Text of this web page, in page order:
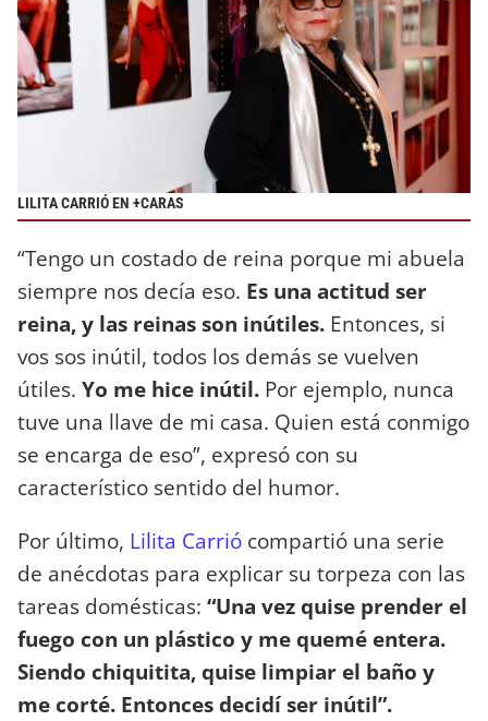
LILITA CARRIÓ EN +CARAS
“Tengo un costado de reina porque mi abuela
siempre nos decía eso. Es una actitud ser
reina, y las reinas son inútiles. Entonces, si
vos sos inútil, todos los demás se vuelven
útiles. Yo me hice inútil. Por ejemplo, nunca
tuve una llave de mi casa. Quien está conmigo
se encarga de eso”, expresó con su
característico sentido del humor.
Por último, Lilita Carrió compartió una serie
de anécdotas para explicar su torpeza con las
tareas domésticas: “Una vez quise prender el
fuego con un plástico y me quemé entera.
Siendo chiquitita, quise limpiar el baño y
me corté. Entonces decidí ser inútil”.